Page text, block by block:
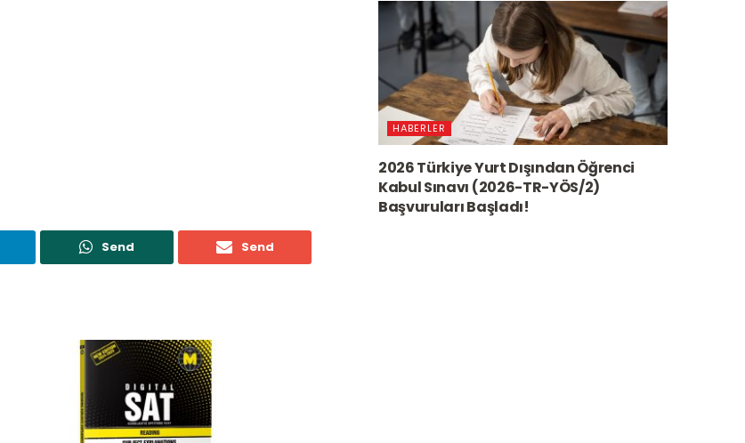
Send Send
HABERLER
2026 Türkiye Yurt Dışından Öğrenci
Kabul Sınavı (2026-TR-YÖS/2)
Başvuruları Başladı!